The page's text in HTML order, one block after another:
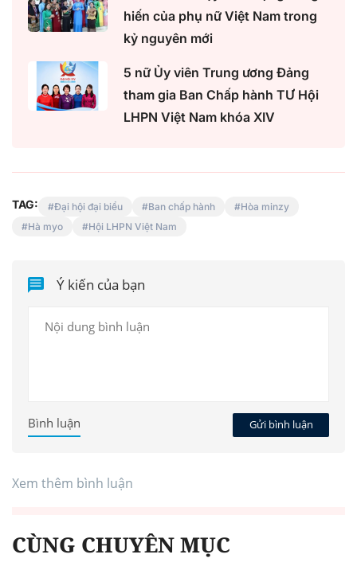
hiến của phụ nữ Việt Nam trong
kỷ nguyên mới
5 nữ Ủy viên Trung ương Đảng
tham gia Ban Chấp hành TƯ Hội
LHPN Việt Nam khóa XIV
TAG: Đại hội đại biểu Ban chấp hành
Hòa minzy
Hà myo
Hội LHPN Việt Nam
Ý kiến của bạn
Gửi bình luận
Bình luận
Xem thêm bình luận
CÙNG CHUYÊN MỤC